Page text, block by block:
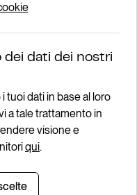
dati dei nostri
tuoi dati in base al loro
a tale trattamento in
visione e
qui.